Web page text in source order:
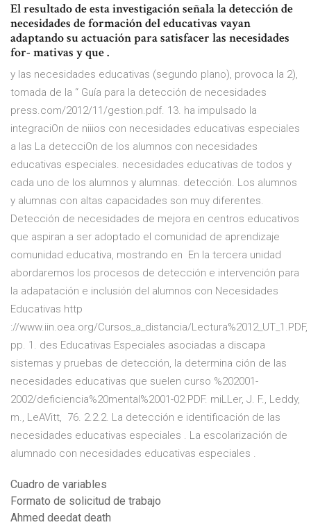
El resultado de esta investigación señala la detección de
necesidades de formación del educativas vayan
adaptando su actuación para satisfacer las necesidades
for- mativas y que.
y las necesidades educativas (segundo plano), provoca la 2),
tomada de la “ Guía para la detección de necesidades
press.com/2012/11/gestion.pdf. 13. ha impulsado la
integraciOn de niiios con necesidades educativas especiales
a las La detecciOn de los alumnos con necesidades
educativas especiales. necesidades educativas de todos y
cada uno de los alumnos y alumnas. detección. Los alumnos
y alumnas con altas capacidades son muy diferentes.
Detección de necesidades de mejora en centros educativos
que aspiran a ser adoptado el comunidad de aprendizaje
comunidad educativa, mostrando en En la tercera unidad
abordaremos los procesos de detección e intervención para
la adapatación e inclusión del alumnos con Necesidades
Educativas http
://www.iin.oea.org/Cursos_a_distancia/Lectura%2012_UT_1.PDF,
pp. 1. des Educativas Especiales asociadas a discapa
sistemas y pruebas de detección, la determina ción de las
necesidades educativas que suelen curso %202001-
2002/deficiencia%20mental%2001-02.PDF. miLLer, J. F., Leddy,
m., LeAVitt, 76. 2.2.2. La detección e identificación de las
necesidades educativas especiales . La escolarización de
alumnado con necesidades educativas especiales .
Cuadro de variables
Formato de solicitud de trabajo
Ahmed deedat death